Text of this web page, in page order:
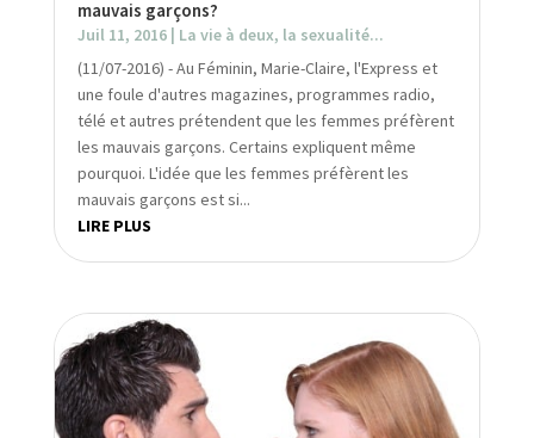
mauvais garçons?
Juil 11, 2016| La vie à deux, la sexualité...
(11/07-2016) - Au Féminin, Marie-Claire, l'Express et
une foule d'autres magazines, programmes radio,
télé et autres prétendent que les femmes préfèrent
les mauvais garçons. Certains expliquent même
pourquoi. L'idée que les femmes préfèrent les
mauvais garçons est si...
LIRE PLUS